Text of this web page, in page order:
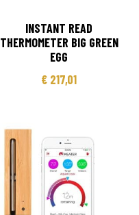
INSTANT READ
THERMOMETER BIG GREEN
EGG
€ 217,01